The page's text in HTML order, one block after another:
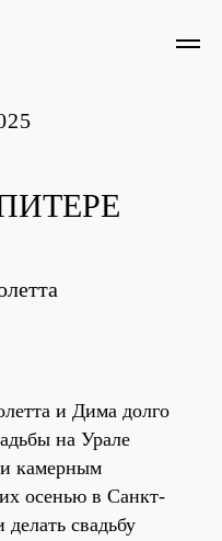
и Дима долго
на Урале
и камерным
осенью в Санкт-
свадьбу